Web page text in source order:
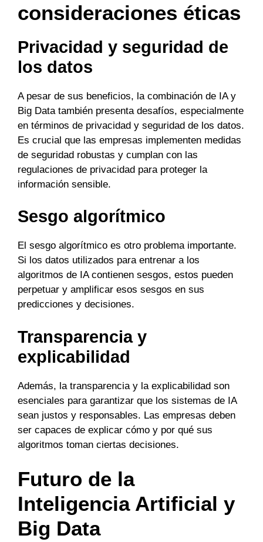
consideraciones éticas
Privacidad y seguridad de
los datos
A pesar de sus beneficios, la combinación de IA y
Big Data también presenta desafíos, especialmente
en términos de privacidad y seguridad de los datos.
Es crucial que las empresas implementen medidas
de seguridad robustas y cumplan con las
regulaciones de privacidad para proteger la
información sensible.
Sesgo algorítmico
El sesgo algorítmico es otro problema importante.
Si los datos utilizados para entrenar a los
algoritmos de IA contienen sesgos, estos pueden
perpetuar y amplificar esos sesgos en sus
predicciones y decisiones.
Transparencia y
explicabilidad
Además, la transparencia y la explicabilidad son
esenciales para garantizar que los sistemas de IA
sean justos y responsables. Las empresas deben
ser capaces de explicar cómo y por qué sus
algoritmos toman ciertas decisiones.
Futuro de la
Inteligencia Artificial y
Big Data